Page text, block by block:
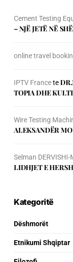
Cement Testing
– NJЁ JETЁ NЁ
online travel
IPTV Francete
TOPIA DHE
Wire Testing
ALEKSANDËR
Selman DERVISHI-
LIDHJET E
Kategoritë
Dëshmorët
Etnikumi Shqiptar